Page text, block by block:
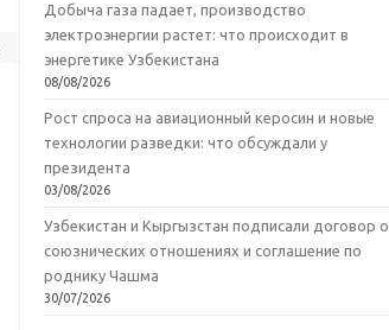
Добыча газа падает, производство
электроэнергии растет: что происходит в
энергетике Узбекистана
08/08/2026
Рост спроса на авиационный керосин и новые
технологии разведки: что обсуждали у
президента
03/08/2026
Узбекистан и Кыргызстан подписали договор о
союзнических отношениях и соглашение по
роднику Чашма
30/07/2026